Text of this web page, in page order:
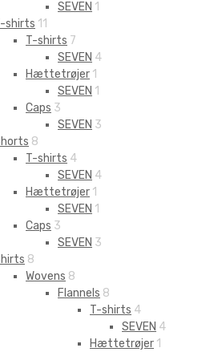
SEVEN 1
shirts 11
T-shirts 7
SEVEN 4
Hættetrøjer 1
SEVEN 1
Caps 3
SEVEN 3
8
T-shirts 4
SEVEN 4
Hættetrøjer 1
SEVEN 1
Caps 3
SEVEN 3
8
Wovens 8
Flannels 8
T-shirts 4
SEVEN 4
Hættetrøjer 1